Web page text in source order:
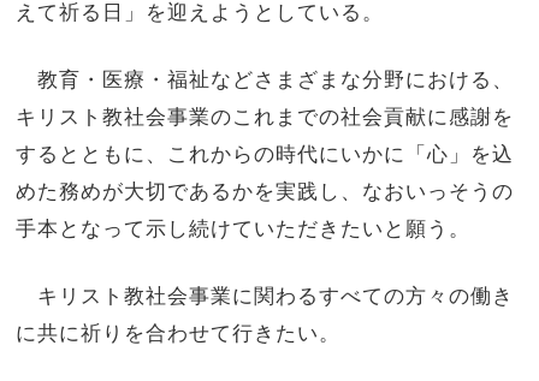
えて祈る日」を迎えようとしている。
教育・医療・福祉などさまざまな分野における、
キリスト教社会事業のこれまでの社会貢献に感謝を
するとともに、これからの時代にいかに「心」を込
めた務めが大切であるかを実践し、なおいっそうの
手本となって示し続けていただきたいと願う。
キリスト教社会事業に関わるすべての方々の働き
に共に祈りを合わせて行きたい。